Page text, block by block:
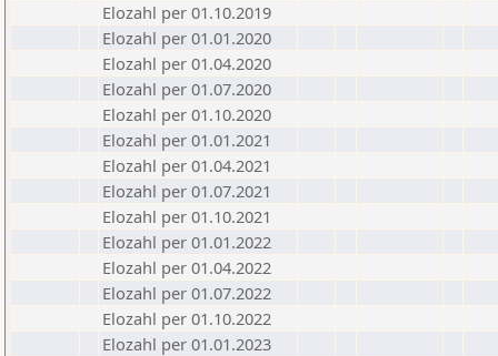
Elozahl per 01.10.2019
Elozahl per 01.01.2020
Elozahl per 01.04.2020
Elozahl per 01.07.2020
Elozahl per 01.10.2020
Elozahl per 01.01.2021
Elozahl per 01.04.2021
Elozahl per 01.07.2021
Elozahl per 01.10.2021
Elozahl per 01.01.2022
Elozahl per 01.04.2022
Elozahl per 01.07.2022
Elozahl per 01.10.2022
Elozahl per 01.01.2023